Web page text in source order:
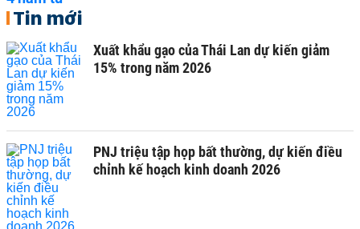
Tin mới
Xuất khẩu gạo của Thái Lan dự kiến giảm
15% trong năm 2026
PNJ triệu tập họp bất thường, dự kiến điều
chỉnh kế hoạch kinh doanh 2026